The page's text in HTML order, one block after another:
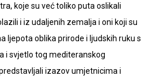
koje su već toliko puta oslikali
i iz udaljenih zemalja i oni koji su
ljepota oblika prirode i ljudskih ruku s
i svjetlo tog mediteranskog
izazov umjetnicima i